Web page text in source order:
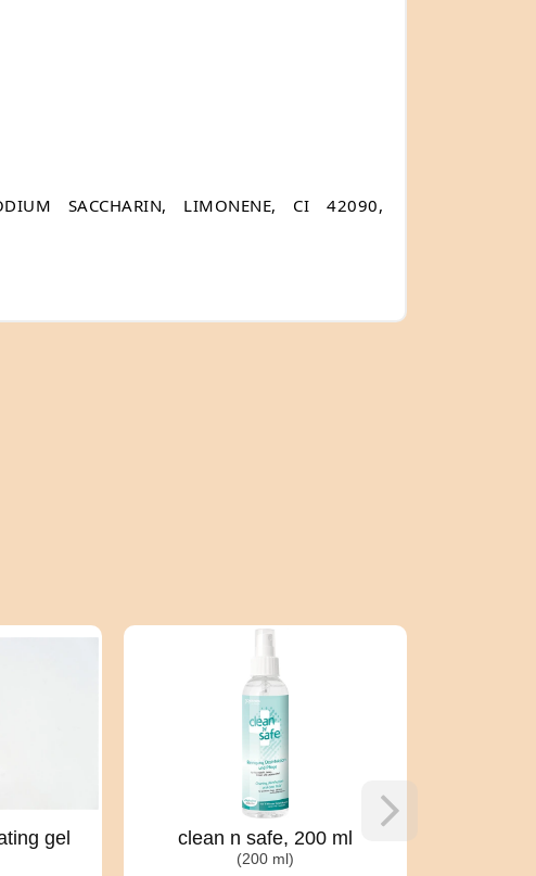
SACCHARIN, LIMONENE, CI 42090,
gel clean n safe, 200 ml
(200 ml)